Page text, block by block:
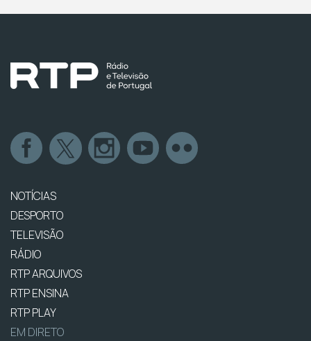
NOTÍCIAS
DESPORTO
TELEVISÃO
RÁDIO
RTP ARQUIVOS
RTP ENSINA
RTP PLAY
EM DIRETO